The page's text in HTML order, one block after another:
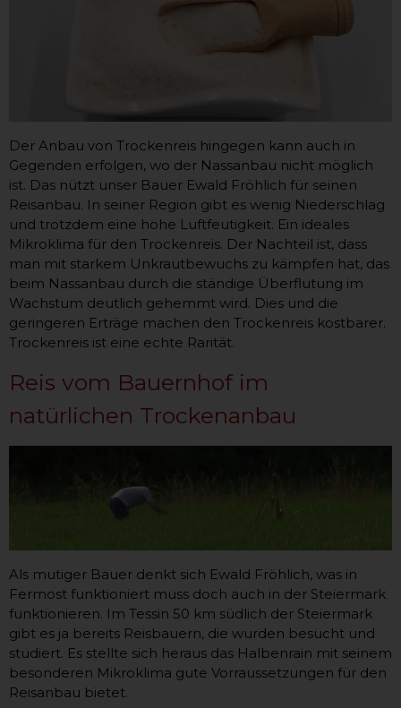
Der Anbau von Trockenreis hingegen kann auch in
Gegenden erfolgen, wo der Nassanbau nicht möglich
ist. Das nützt unser Bauer Ewald Fröhlich für seinen
Reisanbau. In seiner Region gibt es wenig Niederschlag
und trotzdem eine hohe Luftfeutigkeit. Ein ideales
Mikroklima für den Trockenreis. Der Nachteil ist, dass
man mit starkem Unkrautbewuchs zu kämpfen hat, das
beim Nassanbau durch die ständige Überflutung im
Wachstum deutlich gehemmt wird. Dies und die
geringeren Erträge machen den Trockenreis kostbarer.
Trockenreis ist eine echte Rarität.
Reis vom Bauernhof im
natürlichen Trockenanbau
Als mutiger Bauer denkt sich Ewald Fröhlich, was in
Fermost funktioniert muss doch auch in der Steiermark
funktionieren. Im Tessin 50 km südlich der Steiermark
gibt es ja bereits Reisbauern, die wurden besucht und
studiert. Es stellte sich heraus das Halbenrain mit seinem
besonderen Mikroklima gute Vorraussetzungen für den
Reisanbau bietet.